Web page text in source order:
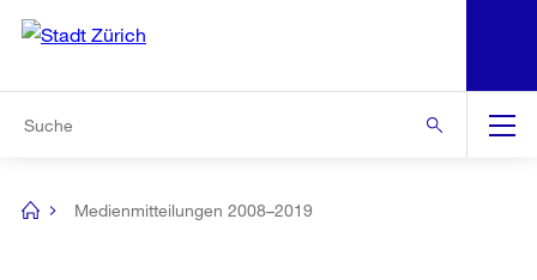
Navigation
[no
Medienmitteilungen 2008–2019